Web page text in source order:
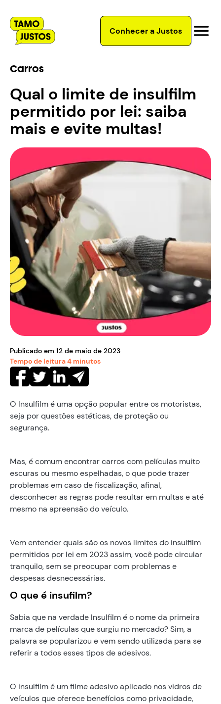
Conhecer a Justos
Carros
Qual o limite de insulfilm
permitido por lei: saiba
mais e evite multas!
Publicado em 12 de maio de 2023
Tempo de leitura4 minutos
O Insulfilm é uma opção popular entre os motoristas,
seja por questões estéticas, de proteção ou
segurança.
Mas, é comum encontrar carros com películas muito
escuras ou mesmo espelhadas, o que pode trazer
problemas em caso de fiscalização, afinal,
desconhecer as regras pode resultar em multas e até
mesmo na apreensão do veículo.
Vem entender quais são os novos limites do insulfilm
permitidos por lei em 2023 assim, você pode circular
tranquilo, sem se preocupar com problemas e
despesas desnecessárias.
O que é insufilm?
Sabia que na verdade Insulfilm é o nome da primeira
marca de películas que surgiu no mercado? Sim, a
palavra se popularizou e vem sendo utilizada para se
referir a todos esses tipos de adesivos.
O insulfilm é um filme adesivo aplicado nos vidros de
veículos que oferece benefícios como privacidade,